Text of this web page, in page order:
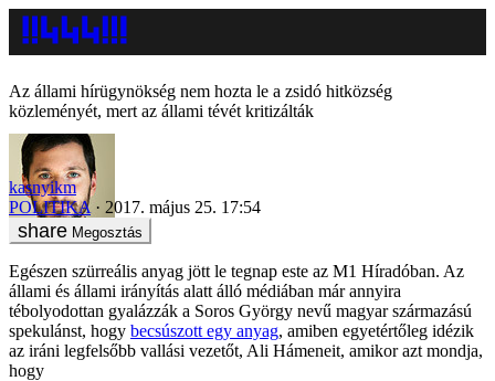
Az állami hírügynökség nem hozta le a zsidó hitközség
közleményét, mert az állami tévét kritizálták
kasnyikm
POLITIKA
2017. május 25. 17:54
Megosztás
Egészen szürreális anyag jött le tegnap este az M1 Híradóban. Az
állami és állami irányítás alatt álló médiában már annyira
tébolyodottan gyalázzák a Soros György nevű magyar származású
spekulánst, hogy becsúszott egy anyag, amiben egyetértőleg idézik
az iráni legfelsőbb vallási vezetőt, Ali Hámeneit, amikor azt mondja,
hogy